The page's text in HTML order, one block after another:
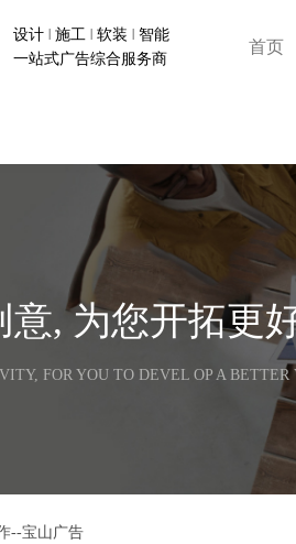
设计 | 施工 | 软装 | 智能
一站式广告综合服务商
首页
意, 为您开拓更
FOR YOU TO DEVEL OP A BETTER
--宝山广告